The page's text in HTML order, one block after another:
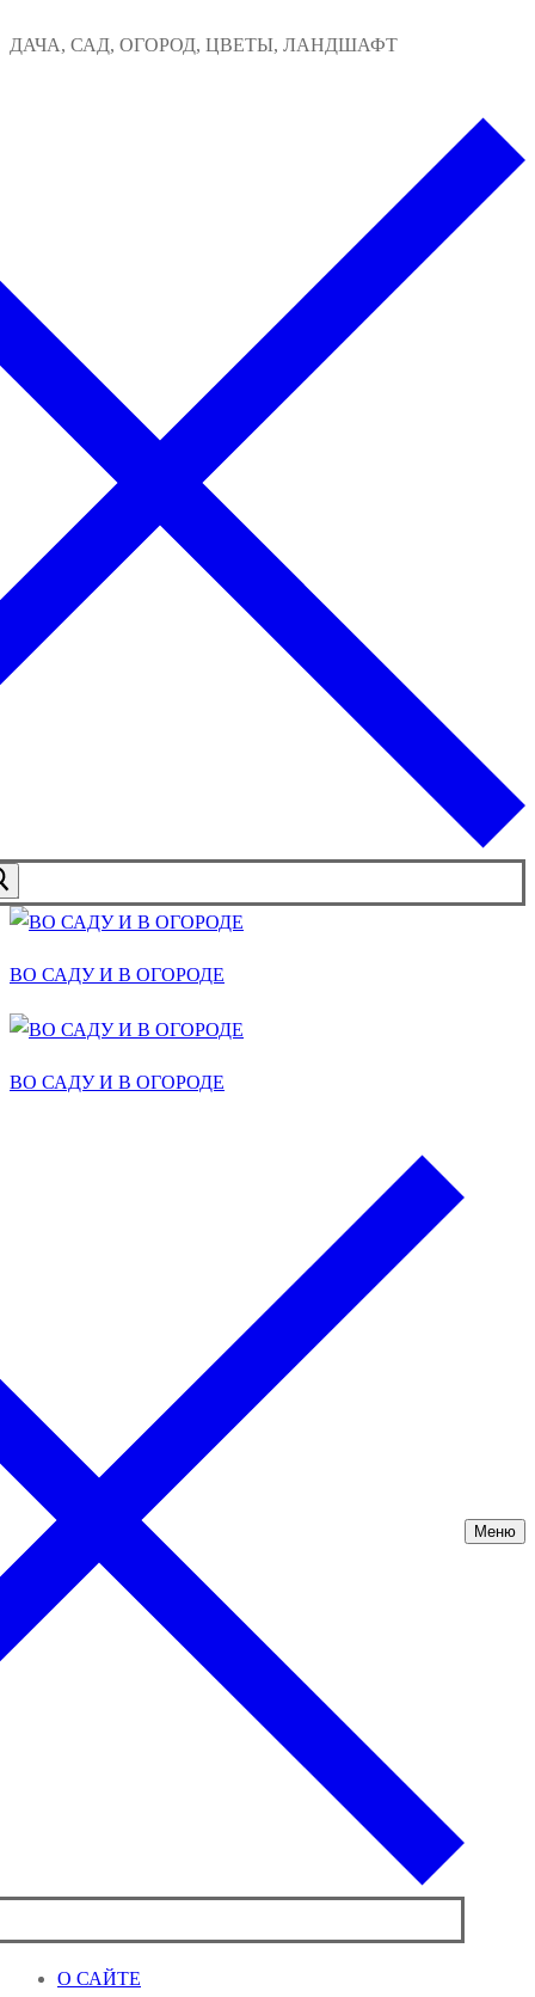
к
ДАЧА, САД, ОГОРОД, ЦВЕТЫ, ЛАНДШАФТ
ВО САДУ И В ОГОРОДЕ
ВО САДУ И В ОГОРОДЕ
Меню
О САЙТЕ